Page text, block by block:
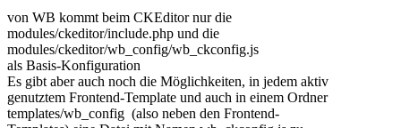
von WB kommt beim CKEditor nur die
modules/ckeditor/include.php und die
modules/ckeditor/wb_config/wb_ckconfig.js
als Basis-Konfiguration
Es gibt aber auch noch die Möglichkeiten, in jedem aktiv
genutztem Frontend-Template und auch in einem Ordner
templates/wb_config (also neben den Frontend-